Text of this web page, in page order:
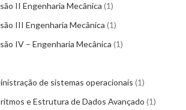
II Engenharia Mecânica 1
III Engenharia Mecânica 1
IV – Engenharia Mecânica 1
de sistemas operacionais 1
e Estrutura de Dados Avançado 1